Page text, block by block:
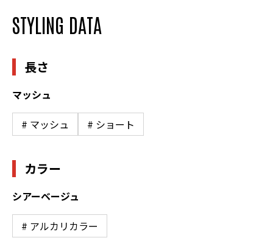
STYLING DATA
長さ
マッシュ
# マッシュ # ショート
カラー
シアーベージュ
# アルカリカラー